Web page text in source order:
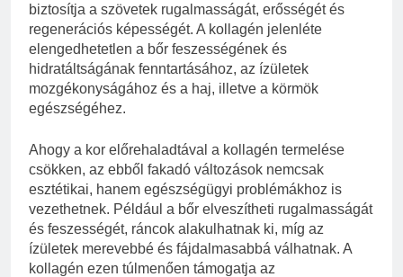
biztosítja a szövetek rugalmasságát, erősségét és
regenerációs képességét. A kollagén jelenléte
elengedhetetlen a bőr feszességének és
hidratáltságának fenntartásához, az ízületek
mozgékonyságához és a haj, illetve a körmök
egészségéhez.
Ahogy a kor előrehaladtával a kollagén termelése
csökken, az ebből fakadó változások nemcsak
esztétikai, hanem egészségügyi problémákhoz is
vezethetnek. Például a bőr elveszítheti rugalmasságát
és feszességét, ráncok alakulhatnak ki, míg az
ízületek merevebbé és fájdalmasabbá válhatnak. A
kollagén ezen túlmenően támogatja az